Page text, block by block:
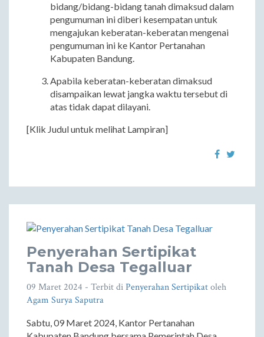
bidang/bidang-bidang tanah dimaksud dalam
pengumuman ini diberi kesempatan untuk
mengajukan keberatan-keberatan mengenai
pengumuman ini ke Kantor Pertanahan
Kabupaten Bandung.
Apabila keberatan-keberatan dimaksud
disampaikan lewat jangka waktu tersebut di
atas tidak dapat dilayani.
[Klik Judul untuk melihat Lampiran]
Penyerahan Sertipikat
Tanah Desa Tegalluar
09 Maret 2024 - Terbit diPenyerahan Sertipikatoleh
Agam Surya Saputra
Sabtu, 09 Maret 2024, Kantor Pertanahan